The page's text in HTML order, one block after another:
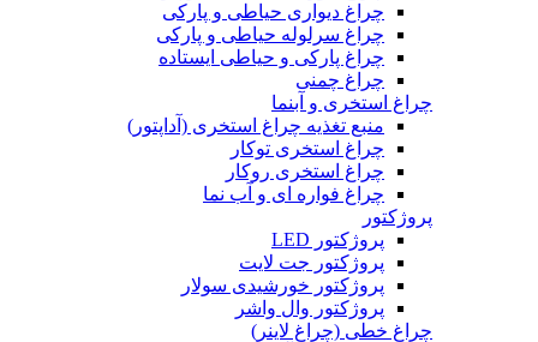
چراغ دیواری حیاطی و پارکی
چراغ سرلوله حیاطی و پارکی
چراغ پارکی و حیاطی ایستاده
چراغ چمنی
چراغ استخری و آبنما
منبع تغذیه چراغ استخری (آداپتور)
چراغ استخری توکار
چراغ استخری روکار
چراغ فواره ای و آب نما
پروژکتور
پروژکتور LED
پروژکتور جت لایت
پروژکتور خورشیدی سولار
پروژکتور وال واشر
چراغ خطی (چراغ لاینر)